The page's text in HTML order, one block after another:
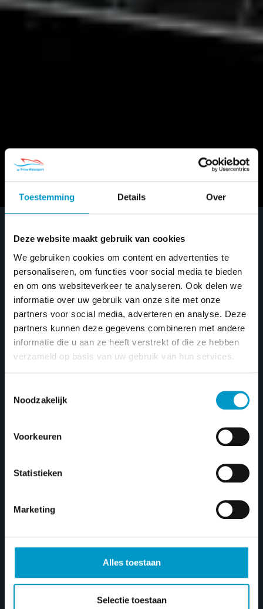
Toestemming Details Over
Deze website maakt gebruik van cookies
We gebruiken cookies om content en advertenties te
personaliseren, om functies voor social media te bieden
en om ons websiteverkeer te analyseren. Ook delen we
informatie over uw gebruik van onze site met onze
partners voor social media, adverteren en analyse. Deze
partners kunnen deze gegevens combineren met andere
informatie die u aan ze heeft verstrekt of die ze hebben
verzameld op basis van uw gebruik van hun services.
Noodzakelijk
Voorkeuren
Statistieken
Marketing
Alles toestaan
Selectie toestaan
Nieuwe boten
Prijsfilter
Min
Max
FILTER
Price:€10.750—€324.950
Vanaf
De Corsiva 650 is een boot met extreem veel